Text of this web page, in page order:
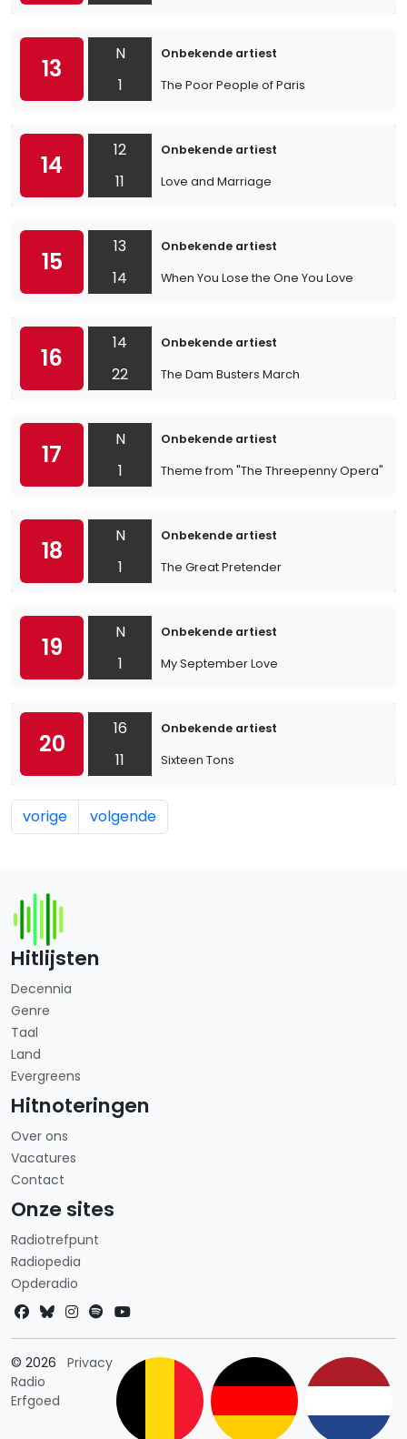
13
N
1
Onbekende artiest
The Poor People of Paris
14
12
11
Onbekende artiest
Love and Marriage
15
13
14
Onbekende artiest
When You Lose the One You Love
16
14
22
Onbekende artiest
The Dam Busters March
17
N
1
Onbekende artiest
Theme from "The Threepenny Opera"
18
N
1
Onbekende artiest
The Great Pretender
19
N
1
Onbekende artiest
My September Love
20
16
11
Onbekende artiest
Sixteen Tons
vorige volgende
Hitlijsten
Decennia
Genre
Taal
Land
Evergreens
Hitnoteringen
Over ons
Vacatures
Contact
Onze sites
Radiotrefpunt
Radiopedia
Opderadio
© 2026
Radio
Erfgoed
PrivacyLandkeuze